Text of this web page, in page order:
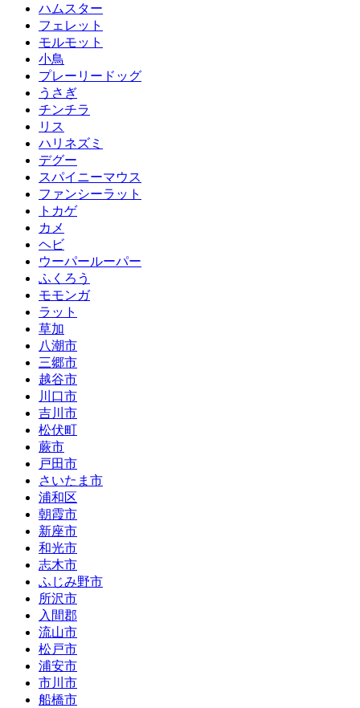
ハムスター
フェレット
モルモット
小鳥
プレーリードッグ
うさぎ
チンチラ
リス
ハリネズミ
デグー
スパイニーマウス
ファンシーラット
トカゲ
カメ
ヘビ
ウーパールーパー
ふくろう
モモンガ
ラット
草加
八潮市
三郷市
越谷市
川口市
吉川市
松伏町
蕨市
戸田市
さいたま市
浦和区
朝霞市
新座市
和光市
志木市
ふじみ野市
所沢市
入間郡
流山市
松戸市
浦安市
市川市
船橋市